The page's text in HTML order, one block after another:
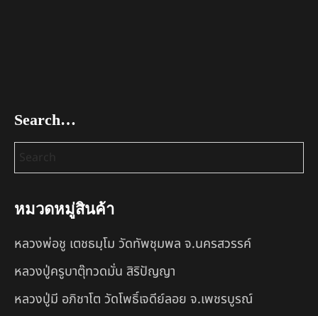
Search…
หมวดหมู่สินค้า
หลวงพ่อชู เตชธมฺโม วัดทัพชุมพล จ.นครสวรรค์
หลวงปู่ครูบาตุ๊ทวดมั่น สิริปัญญา
หลวงปู่มี อภิชาโต วัดโพธิ์เจดีย์ลอย จ.เพชรบูรณ์